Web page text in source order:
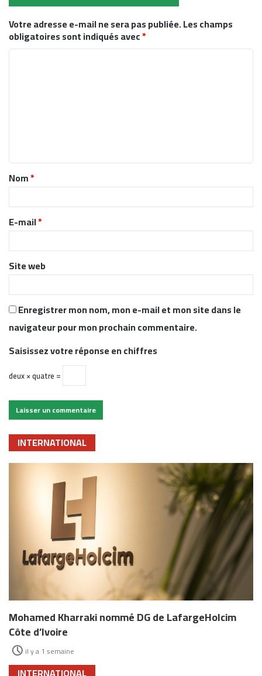
Votre adresse e-mail ne sera pas publiée.Les champs
obligatoires sont indiqués avec*
t
a
r
e
*
Nom*
E-mail*
Site web
Enregistrer mon nom, mon e-mail et mon site dans le
navigateur pour mon prochain commentaire.
Saisissez votre réponse en chiffres
deux × quatre =
INTERNATIONAL
Mohamed Kharraki nommé DG de LafargeHolcim
Côte d’Ivoire
il y a 1 semaine